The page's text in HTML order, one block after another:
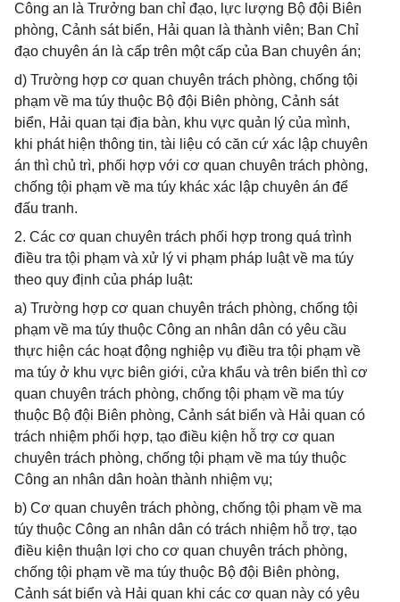
Công an là Trưởng ban chỉ đạo, lực lượng Bộ đội Biên
phòng, Cảnh sát biển, Hải quan là thành viên; Ban Chỉ
đạo chuyên án là cấp trên một cấp của Ban chuyên án;
d) Trường hợp cơ quan chuyên trách phòng, chống tội
phạm về ma túy thuộc Bộ đội Biên phòng, Cảnh sát
biển, Hải quan tại địa bàn, khu vực quản lý của mình,
khi phát hiện thông tin, tài liệu có căn cứ xác lập chuyên
án thì chủ trì, phối hợp với cơ quan chuyên trách phòng,
chống tội phạm về ma túy khác xác lập chuyên án để
đấu tranh.
2. Các cơ quan chuyên trách phối hợp trong quá trình
điều tra tội phạm và xử lý vi phạm pháp luật về ma túy
theo quy định của pháp luật:
a) Trường hợp cơ quan chuyên trách phòng, chống tội
phạm về ma túy thuộc Công an nhân dân có yêu cầu
thực hiện các hoạt động nghiệp vụ điều tra tội phạm về
ma túy ở khu vực biên giới, cửa khẩu và trên biển thì cơ
quan chuyên trách phòng, chống tội phạm về ma túy
thuộc Bộ đội Biên phòng, Cảnh sát biển và Hải quan có
trách nhiệm phối hợp, tạo điều kiện hỗ trợ cơ quan
chuyên trách phòng, chống tội phạm về ma túy thuộc
Công an nhân dân hoàn thành nhiệm vụ;
b) Cơ quan chuyên trách phòng, chống tội phạm về ma
túy thuộc Công an nhân dân có trách nhiệm hỗ trợ, tạo
điều kiện thuận lợi cho cơ quan chuyên trách phòng,
chống tội phạm về ma túy thuộc Bộ đội Biên phòng,
Cảnh sát biển và Hải quan khi các cơ quan này có yêu